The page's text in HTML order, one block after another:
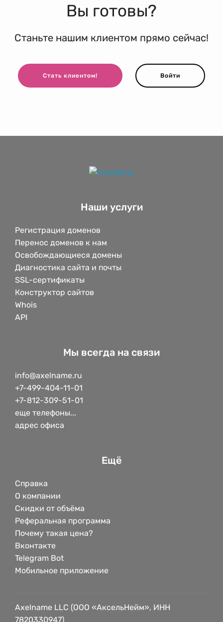
Вы готовы?
Станьте нашим клиентом прямо сейчас!
Стать клиентом! Войти
Наши услуги
Регистрация доменов
Перенос доменов к нам
Освобождающиеся домены
Диагностика сайта и почты
SSL-сертификаты
Конструктор сайтов
Whois
API
Мы всегда на связи
info@axelname.ru
+7-499-404-11-01
+7-812-309-51-01
еще телефоны...
адрес офиса
Ещё
Справка
О компании
Скидки от объёма
Реферальная программа
Почему такая цена?
Вконтакте
Telegram Bot
Мобильное приложение
Axelname LLC (ООО «АксельНейм», ИНН
7820330947)